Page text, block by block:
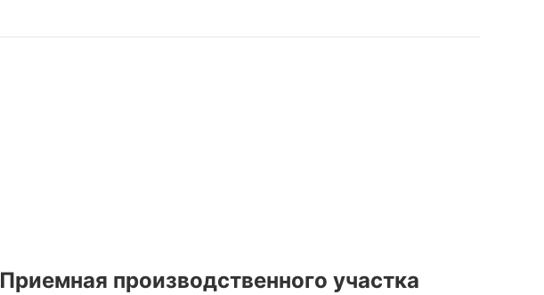
Приемная производственного участка